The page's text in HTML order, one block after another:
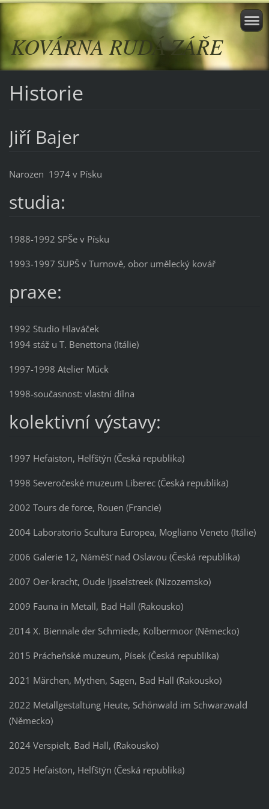
KOVÁRNA RUDÁ ZÁŘE
Historie
Jiří Bajer
Narozen 1974 v Písku
studia:
1988-1992 SPŠe v Písku
1993-1997 SUPŠ v Turnově, obor umělecký kovář
praxe:
1992 Studio Hlaváček
1994 stáž u T. Benettona (Itálie)
1997-1998 Atelier Mück
1998-současnost: vlastní dílna
kolektivní výstavy:
1997 Hefaiston, Helfštýn (Česká republika)
1998 Severočeské muzeum Liberec (Česká republika)
2002 Tours de force, Rouen (Francie)
2004 Laboratorio Scultura Europea, Mogliano Veneto (Itálie)
2006 Galerie 12, Náměšť nad Oslavou (Česká republika)
2007 Oer-kracht, Oude Ijsselstreek (Nizozemsko)
2009 Fauna in Metall, Bad Hall (Rakousko)
2014 X. Biennale der Schmiede, Kolbermoor (Německo)
2015 Prácheňské muzeum, Písek (Česká republika)
2021 Märchen, Mythen, Sagen, Bad Hall (Rakousko)
2022 Metallgestaltung Heute, Schönwald im Schwarzwald
(Německo)
2024 Verspielt, Bad Hall, (Rakousko)
2025 Hefaiston, Helfštýn (Česká republika)